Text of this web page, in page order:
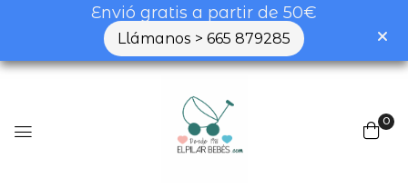
Envió gratis a partir de 50€
Llámanos > 665 879285
0
Silla Universal Yummi”